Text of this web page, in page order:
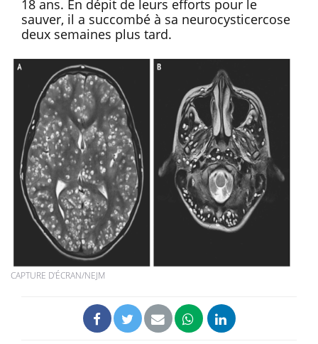
18 ans. En dépit de leurs efforts pour le
sauver, il a succombé à sa neurocysticercose
deux semaines plus tard.
CAPTURE D'ÉCRAN/NEJM